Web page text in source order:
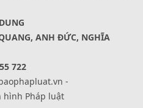
ANH ĐỨC, NGHĨA
722
-
hình Pháp luật